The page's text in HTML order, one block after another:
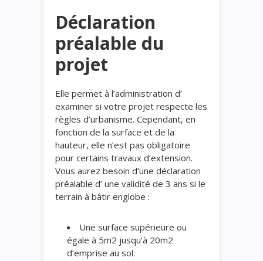
Déclaration
préalable du
projet
Elle permet à l’administration d’
examiner si votre projet respecte les
règles d’urbanisme. Cependant, en
fonction de la surface et de la
hauteur, elle n’est pas obligatoire
pour certains travaux d’extension.
Vous aurez besoin d’une déclaration
préalable d’ une validité de 3 ans si le
terrain à bâtir englobe :
Une surface supérieure ou
égale à 5m2 jusqu’à 20m2
d’emprise au sol.